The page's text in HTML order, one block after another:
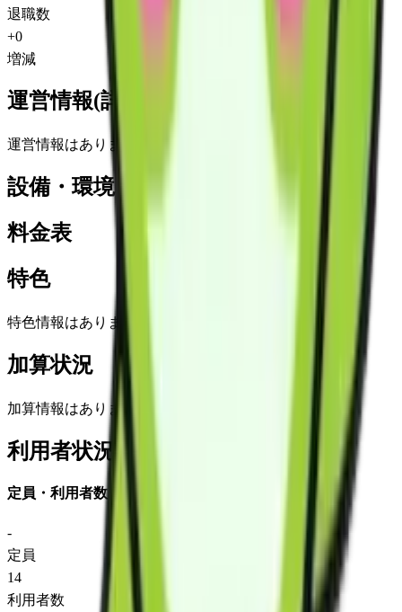
退職数
+0
増減
運営情報(詳細)
運営情報はありません
設備・環境
料金表
特色
特色情報はありません
加算状況
加算情報はありません
利用者状況
定員・利用者数
-
定員
14
利用者数